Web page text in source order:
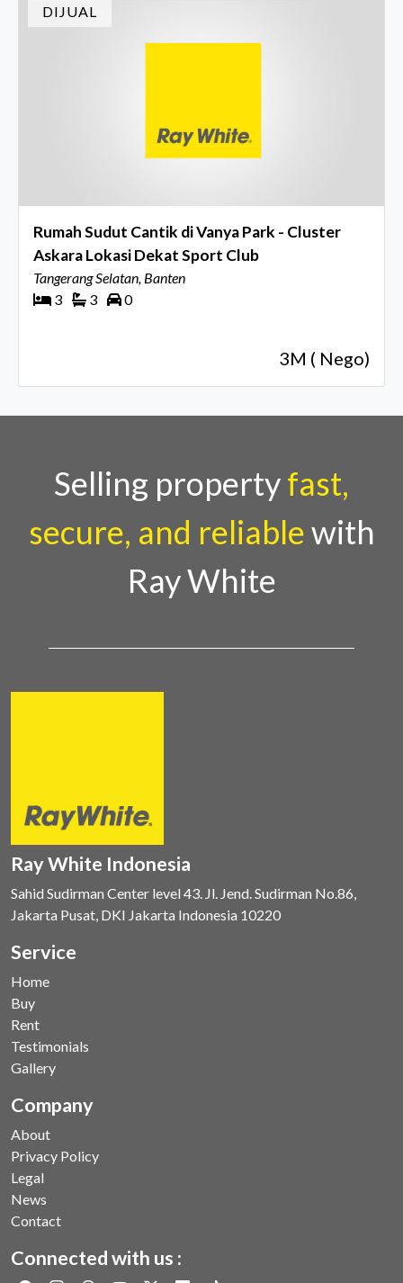
DIJUAL
Rumah Sudut Cantik di Vanya Park - Cluster
Askara Lokasi Dekat Sport Club
Tangerang Selatan, Banten
3
3 0
3M ( Nego)
Selling propertyfast,
secure, and reliablewith
Ray White
Ray White Indonesia
Sahid Sudirman Center level 43. Jl. Jend. Sudirman No.86,
Jakarta Pusat, DKI Jakarta Indonesia 10220
Service
Home
Buy
Rent
Testimonials
Gallery
Company
About
Privacy Policy
Legal
News
Contact
Connected with us :